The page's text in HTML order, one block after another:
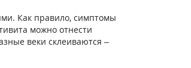
Как правило, симптомы
можно отнести
веки склеиваются –